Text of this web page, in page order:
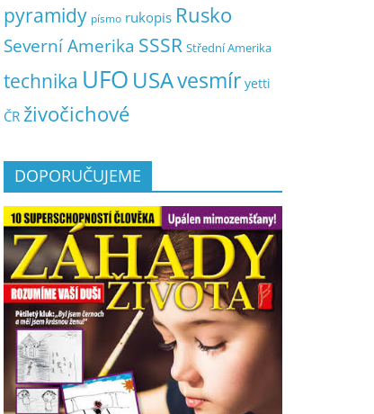
pyramidy písmo rukopis Rusko
Severní Amerika SSSR Střední Amerika
technika UFO USAvesmír yetti
ČR živočichové
DOPORUČUJEME